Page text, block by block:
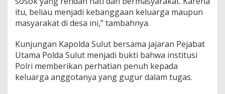
itu, beliau menjadi kebanggaan keluarga maupun
masyarakat di desa ini,” tambahnya.
Kunjungan Kapolda Sulut bersama jajaran Pejabat
Utama Polda Sulut menjadi bukti bahwa institusi
Polri memberikan perhatian penuh kepada
keluarga anggotanya yang gugur dalam tugas.